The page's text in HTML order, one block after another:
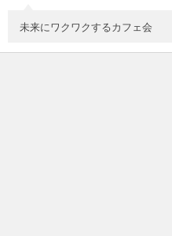
未来にワクワクするカフェ会